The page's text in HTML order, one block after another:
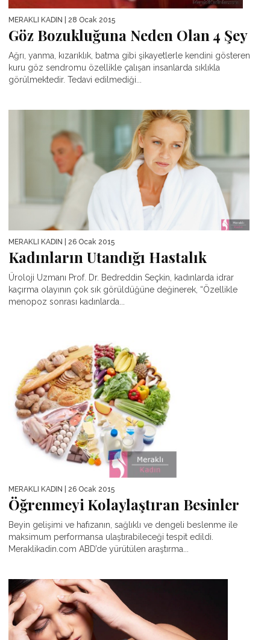
MERAKLI KADIN | 28 Ocak 2015
Göz Bozukluğuna Neden Olan 4 Şey
Ağrı, yanma, kızarıklık, batma gibi şikayetlerle kendini gösteren
kuru göz sendromu özellikle çalışan insanlarda sıklıkla
görülmektedir. Tedavi edilmediği...
MERAKLI KADIN | 26 Ocak 2015
Kadınların Utandığı Hastalık
Üroloji Uzmanı Prof. Dr. Bedreddin Seçkin, kadınlarda idrar
kaçırma olayının çok sık görüldüğüne değinerek, “Özellikle
menopoz sonrası kadınlarda...
MERAKLI KADIN | 26 Ocak 2015
Öğrenmeyi Kolaylaştıran Besinler
Beyin gelişimi ve hafızanın, sağlıklı ve dengeli beslenme ile
maksimum performansa ulaştırabileceği tespit edildi.
Meraklikadin.com ABD’de yürütülen araştırma...